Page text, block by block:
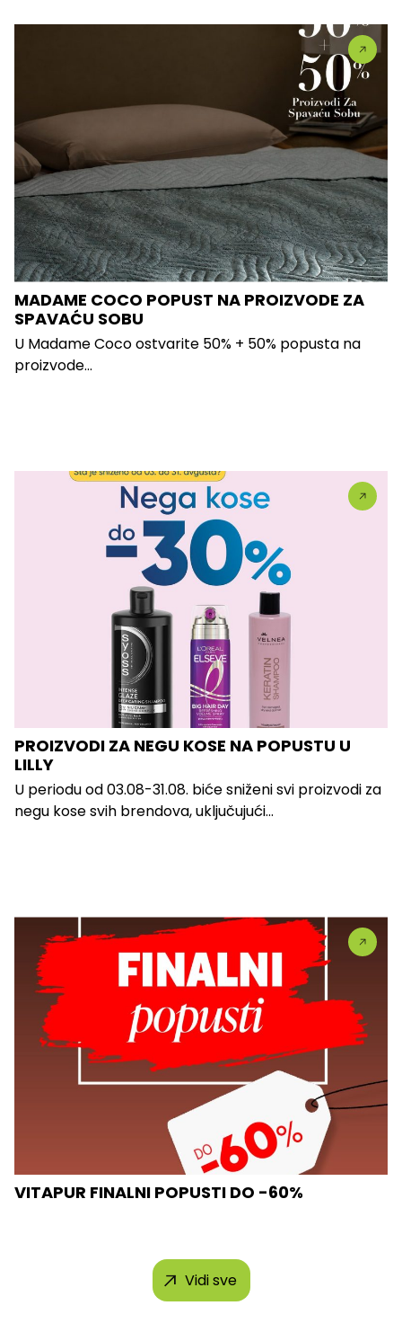
MADAME COCO POPUST NA PROIZVODE ZA
SPAVAĆU SOBU
U Madame Coco ostvarite 50% + 50% popusta na
proizvode...
PROIZVODI ZA NEGU KOSE NA POPUSTU U
LILLY
U periodu od 03.08-31.08. biće sniženi svi proizvodi za
negu kose svih brendova, uključujući...
VITAPUR FINALNI POPUSTI DO -60%
Vidi sve